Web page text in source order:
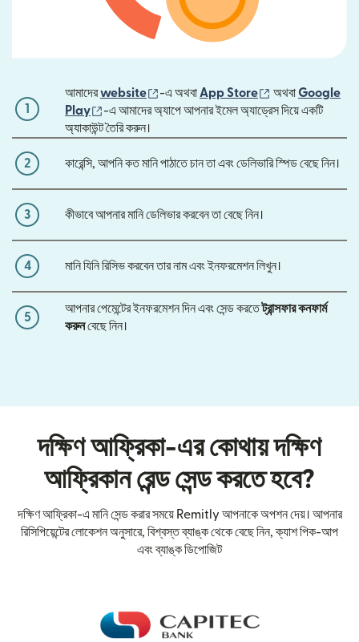
1
আমাদেরwebsite (নতুন উইন্ডোতে খুলবে)
-এ অথবাApp Store (নতুন উইন্ডোতে
অথবাGoogle
Play
(নতুন উইন্ডোতে খুলবে)
-এ আমাদের অ্যাপে আপনার ইমেল অ্যাড্রেস দিয়ে একটি
অ্যাকাউন্ট তৈরি করুন।
2 কারেন্সি, আপনি কত মানি পাঠাতে চান তা এবং ডেলিভারি স্পিড বেছে নিন।
3 কীভাবে আপনার মানি ডেলিভার করবেন তা বেছে নিন।
4 মানি যিনি রিসিভ করবেন তার নাম এবং ইনফরমেশন লিখুন।
5
আপনার পেমেন্টের ইনফরমেশন দিন এবং সেন্ড করতেট্রান্সফার কনফার্ম
করুনবেছে নিন।
দক্ষিণ আফ্রিকা-এর কোথায় দক্ষিণ
আফ্রিকান রেন্ড সেন্ড করতে হবে?
দক্ষিণ আফ্রিকা-এ মানি সেন্ড করার সময়ে Remitly আপনাকে অপশন দেয়। আপনার
রিসিপিয়েন্টের লোকেশন অনুসারে, বিশ্বস্ত ব্যাঙ্ক থেকে বেছে নিন, ক্যাশ পিক-আপ
এবং ব্যাঙ্ক ডিপোজিট